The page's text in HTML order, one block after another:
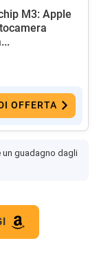
M3: Apple
OFFERTA
un guadagno dagli